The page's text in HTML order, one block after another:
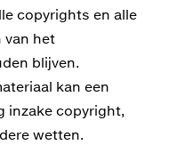
copyrights en alle
van het
blijven.
kan een
inzake copyright,
wetten.